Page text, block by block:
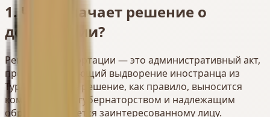
1. Что означает решение о
депортации?
Решение о депортации — это административный акт,
предусматривающий выдворение иностранца из
Турции. Данное решение, как правило, выносится
компетентным губернаторством и надлежащим
образом вручается заинтересованному лицу.